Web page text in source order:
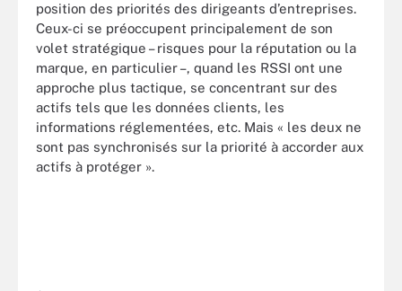
position des priorités des dirigeants d’entreprises.
Ceux-ci se préoccupent principalement de son
volet stratégique – risques pour la réputation ou la
marque, en particulier –, quand les RSSI ont une
approche plus tactique, se concentrant sur des
actifs tels que les données clients, les
informations réglementées, etc. Mais « les deux ne
sont pas synchronisés sur la priorité à accorder aux
actifs à protéger ».